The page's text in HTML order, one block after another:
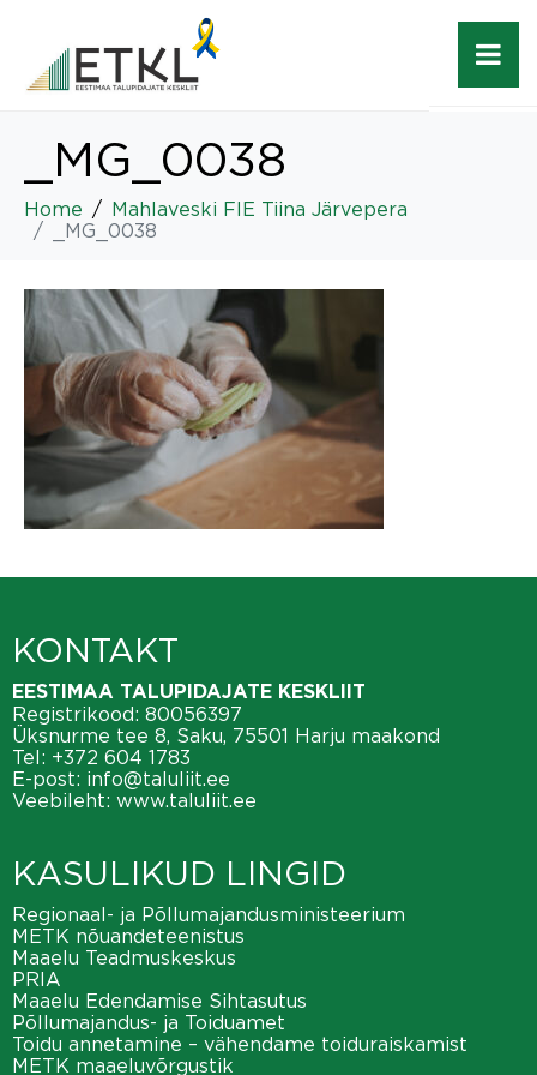
_MG_0038
Home
Mahlaveski FIE Tiina Järvepera
_MG_0038
KONTAKT
EESTIMAA TALUPIDAJATE KESKLIIT
Registrikood: 80056397
Üksnurme tee 8, Saku, 75501 Harju maakond
Tel: +372 604 1783
E-post: info@taluliit.ee
Veebileht: www.taluliit.ee
KASULIKUD LINGID
Regionaal- ja Põllumajandusministeerium
METK nõuandeteenistus
Maaelu Teadmuskeskus
PRIA
Maaelu Edendamise Sihtasutus
Põllumajandus- ja Toiduamet
Toidu annetamine – vähendame toiduraiskamist
METK maaeluvõrgustik